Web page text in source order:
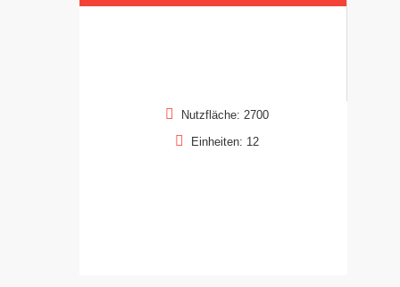
Nutzfläche: 2700
Einheiten: 12